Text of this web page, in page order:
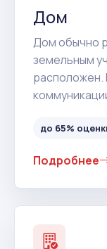
Дом
Дом обычно
земельным
расположен.
до 65%
Подробнее